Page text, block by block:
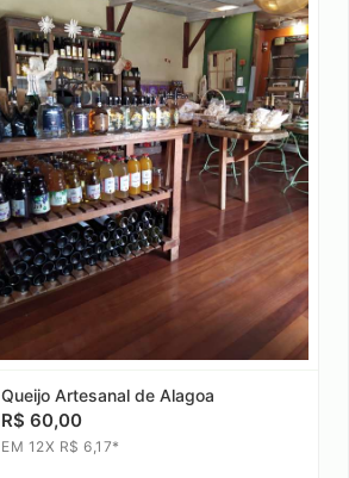
Queijo Artesanal de Alagoa
R$ 60,00
EM 12X R$ 6,17*